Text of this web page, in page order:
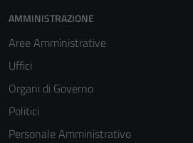
AMMINISTRAZIONE
Aree Amministrative
Uffici
Organi di Governo
Politici
Personale Amministrativo